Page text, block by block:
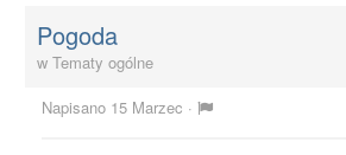
Pogoda
w Tematy ogólne
Napisano 15 Marzec ·